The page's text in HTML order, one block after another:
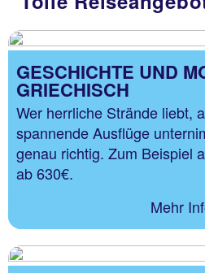
GESCHICHTE UND
GRIECHISCH
Wer herrliche Strände liebt,
spannende Ausflüge
genau richtig. Zum Beispiel
ab 630€.
Mehr